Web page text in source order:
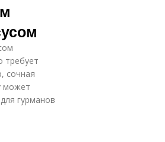
требует
сочная
может
гурманов